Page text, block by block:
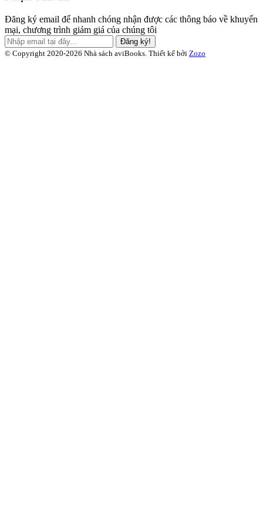
Đăng ký email để nhanh chóng nhận được các thông báo về khuyến
mại, chương trình giảm giá của chúng tôi
Đăng ký!
© Copyright 2020-2026 Nhà sách aviBooks. Thiết kế bởi Zozo